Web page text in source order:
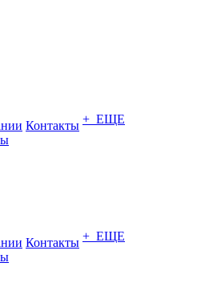
Контакты + ЕЩЕ
Контакты + ЕЩЕ